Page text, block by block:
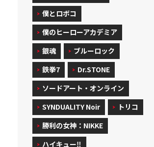
僕とロボコ
僕のヒーローアカデミア
銀魂
ブルーロック
鉄拳7
Dr.STONE
ソードアート・オンライン
SYNDUALITY Noir
トリコ
勝利の女神：NIKKE
ハイキュー‼